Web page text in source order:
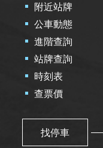
附近站牌
公車動態
進階查詢
站牌查詢
時刻表
查票價
找停車